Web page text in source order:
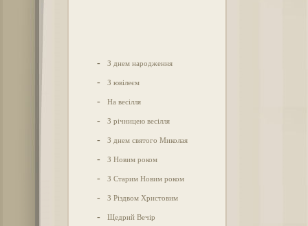
- З днем народження
- З ювілеєм
- На весілля
- З річницею весілля
- З днем святого Миколая
- З Новим роком
- З Старим Новим роком
- З Різдвом Христовим
- Щедрий Вечір